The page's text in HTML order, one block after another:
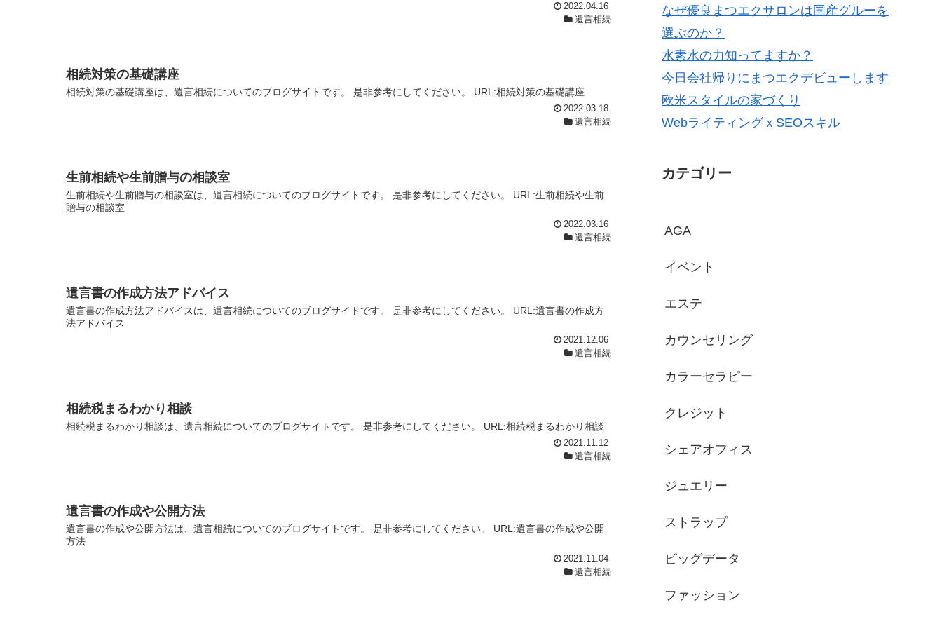
2022.04.16
遺言相続
相続対策の基礎講座
相続対策の基礎講座は、遺言相続についてのブログサイトです。 是非参考にしてください。 URL:相続対策の基礎講座
2022.03.18
遺言相続
生前相続や生前贈与の相談室
生前相続や生前贈与の相談室は、遺言相続についてのブログサイトです。 是非参考にしてください。 URL:生前相続や生前
贈与の相談室
2022.03.16
遺言相続
遺言書の作成方法アドバイス
遺言書の作成方法アドバイスは、遺言相続についてのブログサイトです。 是非参考にしてください。 URL:遺言書の作成方
法アドバイス
2021.12.06
遺言相続
相続税まるわかり相談
相続税まるわかり相談は、遺言相続についてのブログサイトです。 是非参考にしてください。 URL:相続税まるわかり相談
2021.11.12
遺言相続
遺言書の作成や公開方法
遺言書の作成や公開方法は、遺言相続についてのブログサイトです。 是非参考にしてください。 URL:遺言書の作成や公開
方法
2021.11.04
遺言相続
なぜ優良まつエクサロンは国産グルーを
選ぶのか？
水素水の力知ってますか？
今日会社帰りにまつエクデビューします
欧米スタイルの家づくり
WebライティングｘSEOスキル
カテゴリー
AGA
イベント
エステ
カウンセリング
カラーセラピー
クレジット
シェアオフィス
ジュエリー
ストラップ
ビッグデータ
ファッション